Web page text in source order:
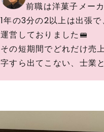
前職は洋菓子メー
1年の3分の2以上は出張
運営しておりました🚝
その短期間でどれだけ売
字すら出てこない、士業